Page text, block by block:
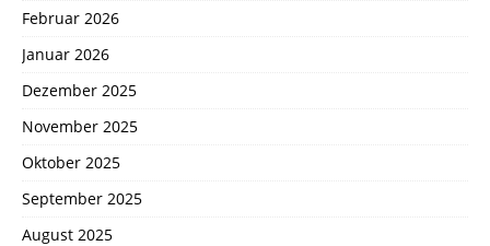
Februar 2026
Januar 2026
Dezember 2025
November 2025
Oktober 2025
September 2025
August 2025